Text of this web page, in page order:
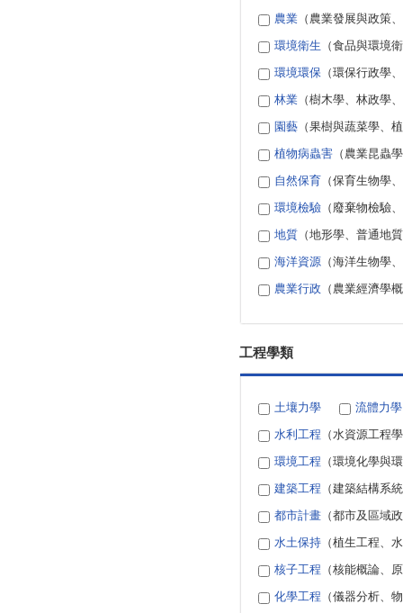
農業（農業發展與政策
環境衛生 （食品與環境
環境環保（環保行政學
林業（樹木學、林政學
園藝（果樹與蔬菜學、
植物病蟲害（農業昆蟲
自然保育（保育生物學
環境檢驗（廢棄物檢驗
地質（地形學、普通地
海洋資源（海洋生物學
農業行政 （農業經濟學
工程學類
土壤力學
流體力學
水利工程 （水資源工程
環境工程 （環境化學與
建築工程 （建築結構系
都市計畫（都市及區域
水土保持（植生工程、
核子工程 （核能概論、
化學工程 （儀器分析、